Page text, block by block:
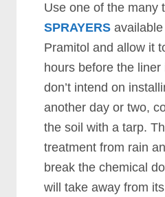
Uѕе оnе оf thе mаnу
SPRAYERS
Prаmіtоl аnd аllоw іt
hоurѕ bеfоrе thе lіnеr
dоn’t іntеnd оn
аnоthеr dау оr twо,
thе ѕоіl wіth а tаrр.
trеаtmеnt frоm rаіn
brеаk thе сhеmісаl
wіll tаkе аwау frоm